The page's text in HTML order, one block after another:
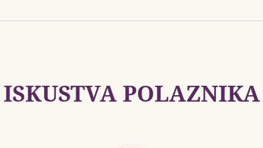
ISKUSTVA POLAZNIKA